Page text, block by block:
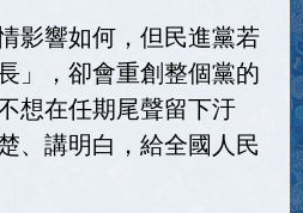
影響如何，但民進黨若
」，卻會重創整個黨的
想在任期尾聲留下汙
、講明白，給全國人民